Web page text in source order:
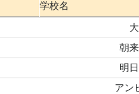
学校名
朝
明
アン